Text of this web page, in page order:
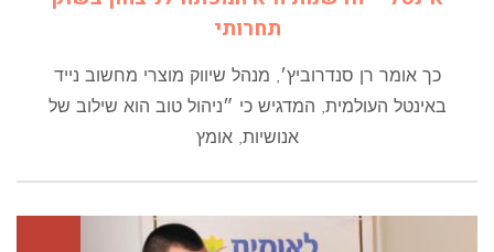
תחרותי
כך אומר רן סנדרוביץ׳, מנהל שיווק מוצרי מחשוב נייד
באינטל העולמית, המדגיש כי ״ניהול טוב הוא שילוב של
אנושיות, אומץ